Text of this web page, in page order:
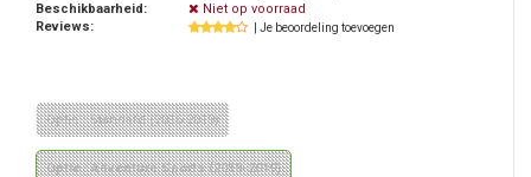
Beschikbaarheid:
Niet op voorraad
Reviews:
| Je beoordeling toevoegen
Optie : Standard (2016-2019)
Optie : Adventure Sports (2018-2019)